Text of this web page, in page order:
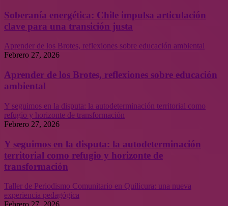
Soberanía energética: Chile impulsa articulación
clave para una transición justa
Aprender de los Brotes, reflexiones sobre educación ambiental
Febrero 27, 2026
Aprender de los Brotes, reflexiones sobre educación
ambiental
Y seguimos en la disputa: la autodeterminación territorial como
refugio y horizonte de transformación
Febrero 27, 2026
Y seguimos en la disputa: la autodeterminación
territorial como refugio y horizonte de
transformación
Taller de Periodismo Comunitario en Quilicura: una nueva
experiencia pedagógica